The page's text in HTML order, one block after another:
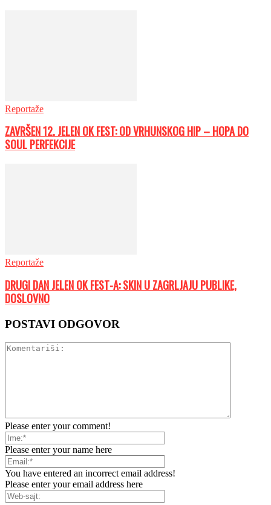
Reportaže
ZAVRŠEN 12. JELEN OK FEST: OD VRHUNSKOG HIP – HOPA DO
SOUL PERFEKCIJE
Reportaže
DRUGI DAN JELEN OK FEST-A: SKIN U ZAGRLJAJU PUBLIKE,
DOSLOVNO
POSTAVI ODGOVOR
Please enter your comment!
Please enter your name here
You have entered an incorrect email address!
Please enter your email address here